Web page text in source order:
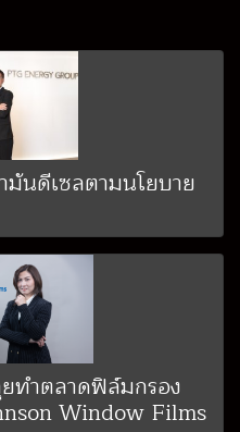
มันดีเซลตามนโยบาย
ทำตลาดฟิล์มกรอง
Window Films